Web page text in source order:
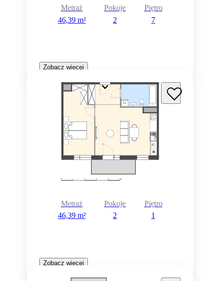
Metraż
46,39 m²
Pokoje
2
Piętro
7
Zobacz więcej
Metraż
46,39 m²
Pokoje
2
Piętro
1
Zobacz więcej